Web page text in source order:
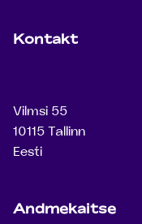
Kontakt
Vilmsi 55
10115 Tallinn
Eesti
Andmekaitse